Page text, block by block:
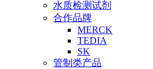
水质检测试剂
合作品牌
MERCK
TEDIA
SK
管制类产品